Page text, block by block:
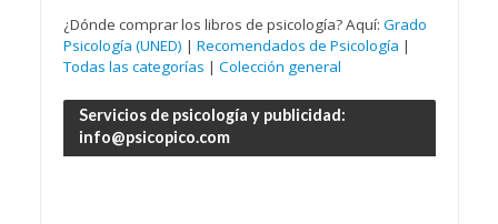
¿Dónde comprar los libros de psicología? Aquí: Grado
Psicología (UNED) | Recomendados de Psicología |
Todas las categorías | Colección general
Servicios de psicología y publicidad:
info@psicopico.com